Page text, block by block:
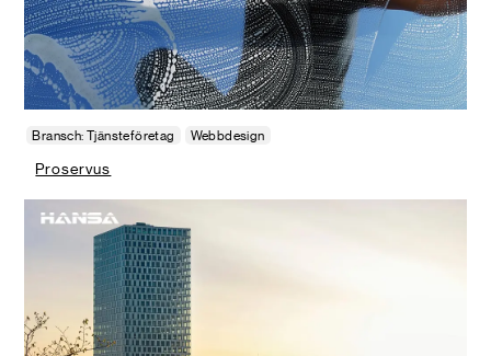
Bransch: Tjänsteföretag Webbdesign
Proservus